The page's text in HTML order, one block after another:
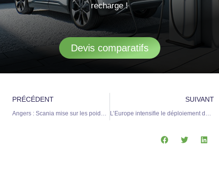
recharge !
Devis comparatifs
Précédent
PRÉCÉDENT SUIVANT